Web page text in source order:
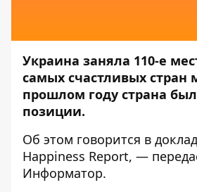
Украина заняла 110-е
самых счастливых стран
прошлом году страна
позиции.
Об этом говорится в
Happiness Report, —
Информатор.